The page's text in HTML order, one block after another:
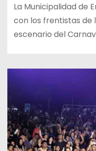
La Municipalidad de
con los frentistas de
escenario del